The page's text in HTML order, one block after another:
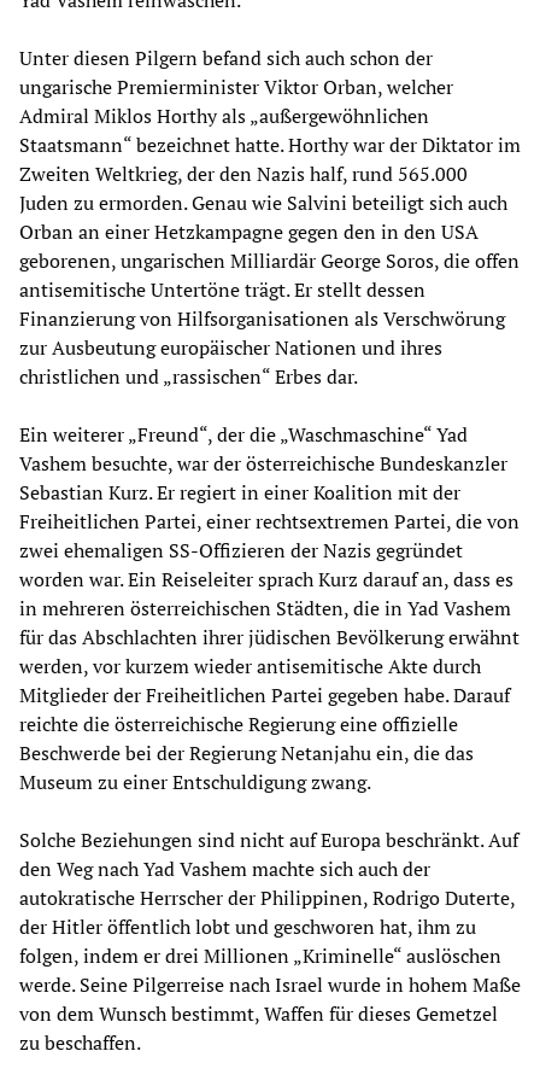
Unter diesen Pilgern befand sich auch schon der
ungarische Premierminister Viktor Orban, welcher
Admiral Miklos Horthy als „außergewöhnlichen
Staatsmann“ bezeichnet hatte. Horthy war der Diktator im
Zweiten Weltkrieg, der den Nazis half, rund 565.000
Juden zu ermorden. Genau wie Salvini beteiligt sich auch
Orban an einer Hetzkampagne gegen den in den USA
geborenen, ungarischen Milliardär George Soros, die offen
antisemitische Untertöne trägt. Er stellt dessen
Finanzierung von Hilfsorganisationen als Verschwörung
zur Ausbeutung europäischer Nationen und ihres
christlichen und „rassischen“ Erbes dar.
Ein weiterer „Freund“, der die „Waschmaschine“ Yad
Vashem besuchte, war der österreichische Bundeskanzler
Sebastian Kurz. Er regiert in einer Koalition mit der
Freiheitlichen Partei, einer rechtsextremen Partei, die von
zwei ehemaligen SS-Offizieren der Nazis gegründet
worden war. Ein Reiseleiter sprach Kurz darauf an, dass es
in mehreren österreichischen Städten, die in Yad Vashem
für das Abschlachten ihrer jüdischen Bevölkerung erwähnt
werden, vor kurzem wieder antisemitische Akte durch
Mitglieder der Freiheitlichen Partei gegeben habe. Darauf
reichte die österreichische Regierung eine offizielle
Beschwerde bei der Regierung Netanjahu ein, die das
Museum zu einer Entschuldigung zwang.
Solche Beziehungen sind nicht auf Europa beschränkt. Auf
den Weg nach Yad Vashem machte sich auch der
autokratische Herrscher der Philippinen, Rodrigo Duterte,
der Hitler öffentlich lobt und geschworen hat, ihm zu
folgen, indem er drei Millionen „Kriminelle“ auslöschen
werde. Seine Pilgerreise nach Israel wurde in hohem Maße
von dem Wunsch bestimmt, Waffen für dieses Gemetzel
zu beschaffen.